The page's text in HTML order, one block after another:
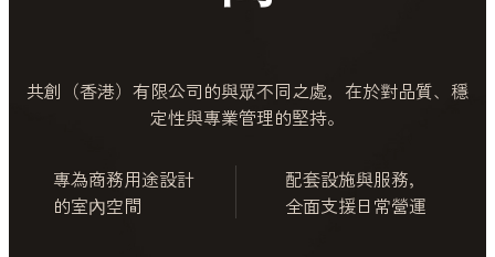
共創（香港）有限公司的與眾不同之處，在於對品質、穩
定性與專業管理的堅持。
專為商務用途設計
的室內空間
配套設施與服務，
全面支援日常營運